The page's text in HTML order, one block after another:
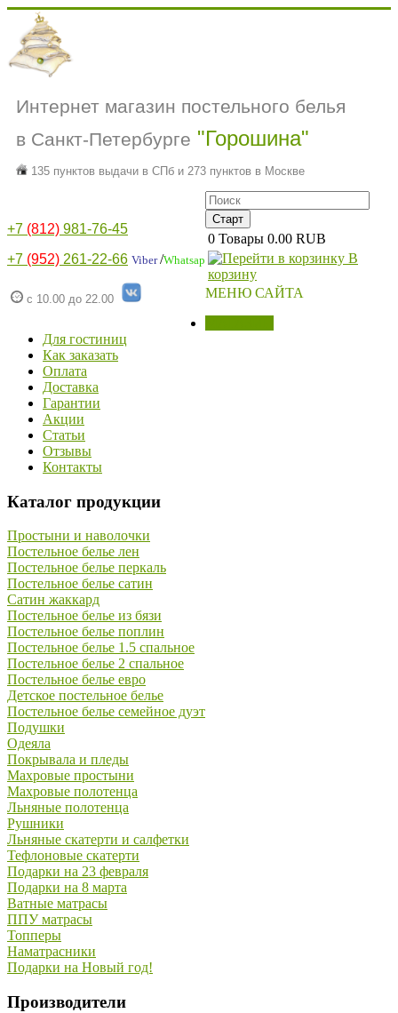
Интернет магазин постельного белья
в Санкт-Петербурге "Горошина"
135 пунктов выдачи в СПб и 273 пунктов в Москве
+7 (812) 981-76-45
+7 (952) 261-22-66 Viber/Whatsap
с 10.00 до 22.00
0 Товары 0.00 RUB
В
корзину
МЕНЮ САЙТА
Для гостиниц
Как заказать
Оплата
Доставка
Гарантии
Акции
Статьи
Отзывы
Контакты
Каталог продукции
Простыни и наволочки
Постельное белье лен
Постельное белье перкаль
Постельное белье сатин
Сатин жаккард
Постельное белье из бязи
Постельное белье поплин
Постельное белье 1.5 спальное
Постельное белье 2 спальное
Постельное белье евро
Детское постельное белье
Постельное белье семейное дуэт
Подушки
Одеяла
Покрывала и пледы
Махровые простыни
Махровые полотенца
Льняные полотенца
Рушники
Льняные скатерти и салфетки
Тефлоновые скатерти
Подарки на 23 февраля
Подарки на 8 марта
Ватные матрасы
ППУ матрасы
Топперы
Наматрасники
Подарки на Новый год!
Производители